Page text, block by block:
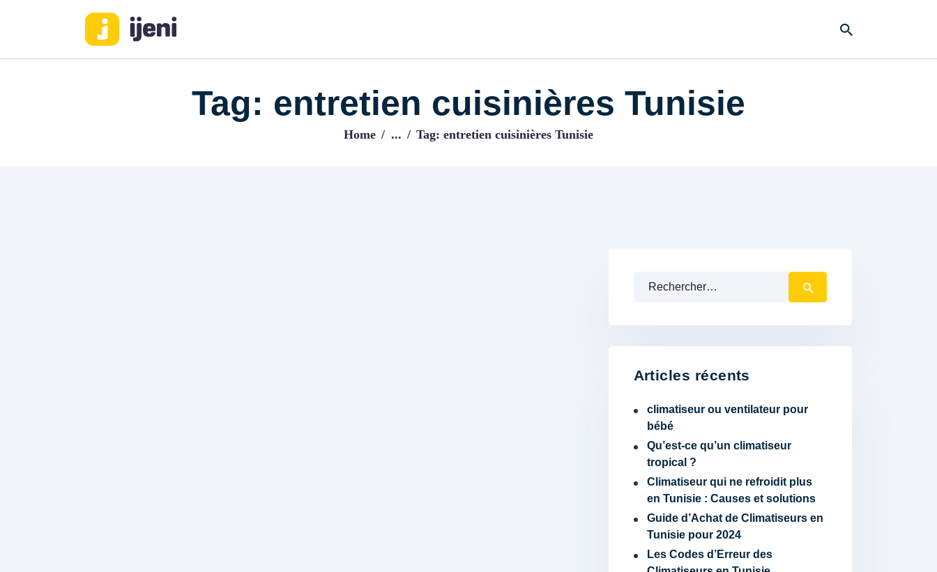
Tag: entretien cuisinières Tunisie
Home ... Tag: entretien cuisinières Tunisie
IJENI
Rechercher :
Articles récents
climatiseur ou ventilateur pour
bébé
Qu’est-ce qu’un climatiseur
tropical ?
Climatiseur qui ne refroidit plus
en Tunisie : Causes et solutions
Guide d’Achat de Climatiseurs en
Tunisie pour 2024
Les Codes d’Erreur des